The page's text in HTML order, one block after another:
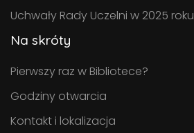
Uchwały Rady Uczelni w 2025 roku
Na skróty
Pierwszy raz w Bibliotece?
Godziny otwarcia
Kontakt i lokalizacja